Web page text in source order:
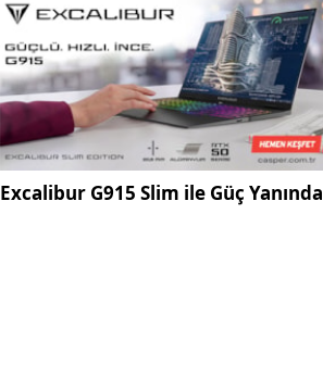
Excalibur G915 Slim ile Güç Yanında